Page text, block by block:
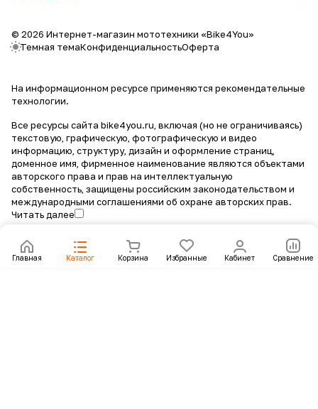
Главная Каталог Корзина Избранные Кабинет Сравнение
© 2026 Интернет-магазин мототехники «Bike4You»
Темная темаКонфиденциальностьОферта
На информационном ресурсе применяются рекомендательные
технологии.
Все ресурсы сайта bike4you.ru, включая (но не ограничиваясь)
текстовую, графическую, фотографическую и видео
информацию, структуру, дизайн и оформление страниц,
доменное имя, фирменное наименование являются объектами
авторского права и прав на интеллектуальную
собственность, защищены российским законодательством и
международными соглашениями об охране авторских прав.
Читать далее